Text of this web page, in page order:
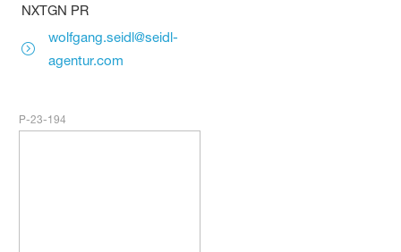
NXTGN PR
wolfgang.seidl@seidl-
agentur.com
P-23-194